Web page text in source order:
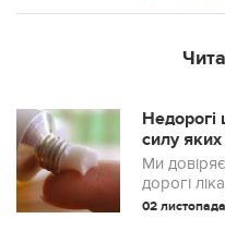
Недорогі
силу
Ми
дорогі
02